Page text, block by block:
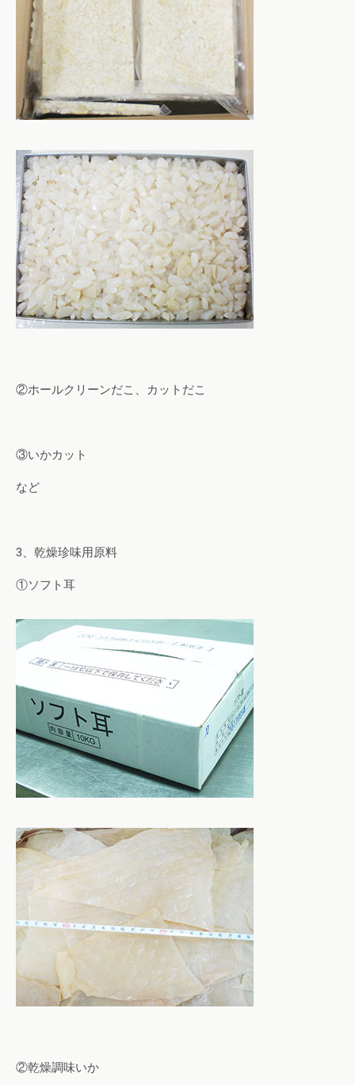
②ホールクリーンだこ、カットだこ
③いかカット
など
3、乾燥珍味用原料
①ソフト耳
②乾燥調味いか